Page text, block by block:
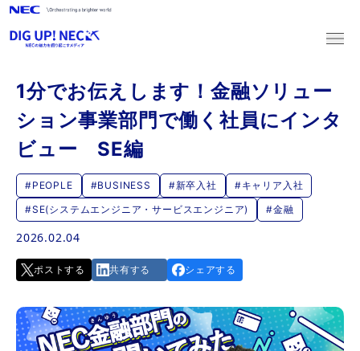
新卒採用
キャリア採用
2027新卒採用
キャリア採用
募集職種一覧
1分でお伝えします！金融ソリュー
ション事業部門で働く社員にインタ
ビュー SE編
#PEOPLE #BUSINESS #新卒入社
#キャリア入社
#SE(システムエンジニア・サービスエンジニア)
#金融
2026.02.04
ポストする 共有する シェアする